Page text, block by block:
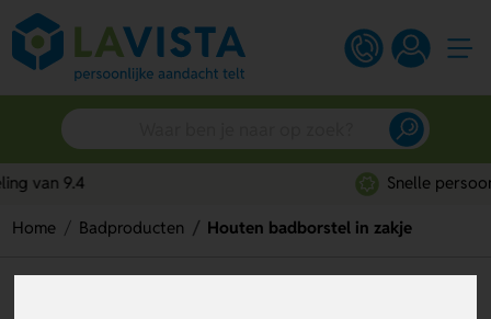
Snelle persoonlijke service
Home Badproducten Houten badborstel in zakje